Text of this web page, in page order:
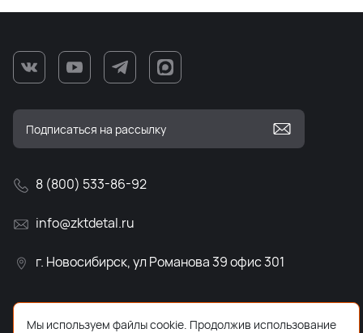
8 (800) 533-86-92
info@zktdetal.ru
г. Новосибирск, ул Романова 39 офис 301
Мы используем файлы cookie. Продолжив использование